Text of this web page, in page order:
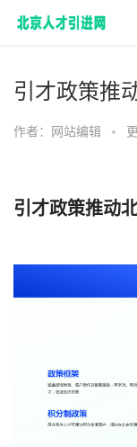
引才政策推
作者：网站编辑 •
引才政策推动